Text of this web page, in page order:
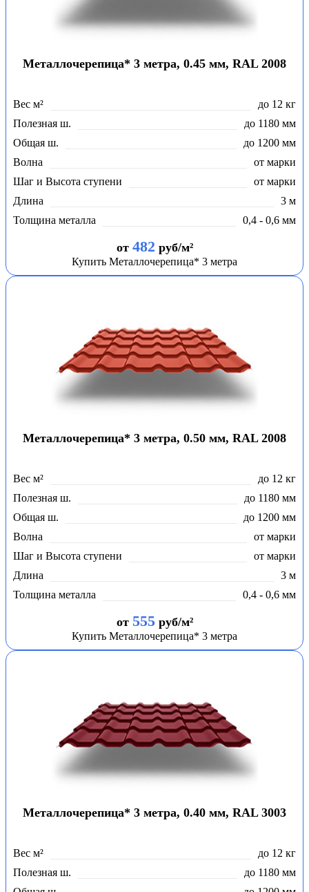
Металлочерепица* 3 метра, 0.45 мм, RAL 2008
Вес м²
до 12 кг
Полезная ш.
до 1180 мм
Общая ш.
до 1200 мм
Волна
от марки
Шаг и Высота ступени
от марки
Длина
3 м
Толщина металла
0,4 - 0,6 мм
от 482 руб/м²
Купить Металлочерепица* 3 метра
Металлочерепица* 3 метра, 0.50 мм, RAL 2008
Вес м²
до 12 кг
Полезная ш.
до 1180 мм
Общая ш.
до 1200 мм
Волна
от марки
Шаг и Высота ступени
от марки
Длина
3 м
Толщина металла
0,4 - 0,6 мм
от 555руб/м²
Купить Металлочерепица* 3 метра
Металлочерепица* 3 метра, 0.40 мм, RAL 3003
Вес м²
до 12 кг
Полезная ш.
до 1180 мм